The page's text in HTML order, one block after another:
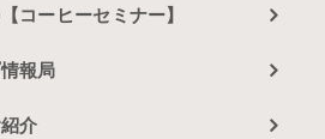
コーヒーセミナー】
報局
介